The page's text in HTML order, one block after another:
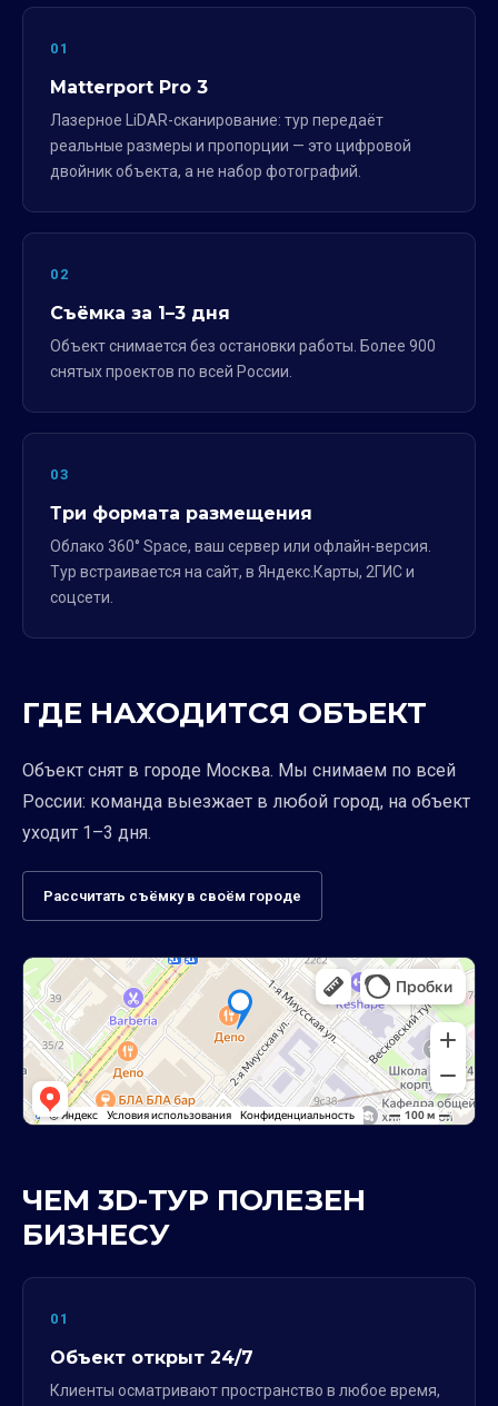
01
Matterport Pro 3
Лазерное LiDAR-сканирование: тур передаёт
реальные размеры и пропорции — это цифровой
двойник объекта, а не набор фотографий.
02
Съёмка за 1–3 дня
Объект снимается без остановки работы. Более 900
снятых проектов по всей России.
03
Три формата размещения
Облако 360° Space, ваш сервер или офлайн-версия.
Тур встраивается на сайт, в Яндекс.Карты, 2ГИС и
соцсети.
ГДЕ НАХОДИТСЯ ОБЪЕКТ
Объект снят в городе Москва. Мы снимаем по всей
России: команда выезжает в любой город, на объект
уходит 1–3 дня.
Рассчитать съёмку в своём городе
ЧЕМ 3D-ТУР ПОЛЕЗЕН
БИЗНЕСУ
01
Объект открыт 24/7
Клиенты осматривают пространство в любое время,